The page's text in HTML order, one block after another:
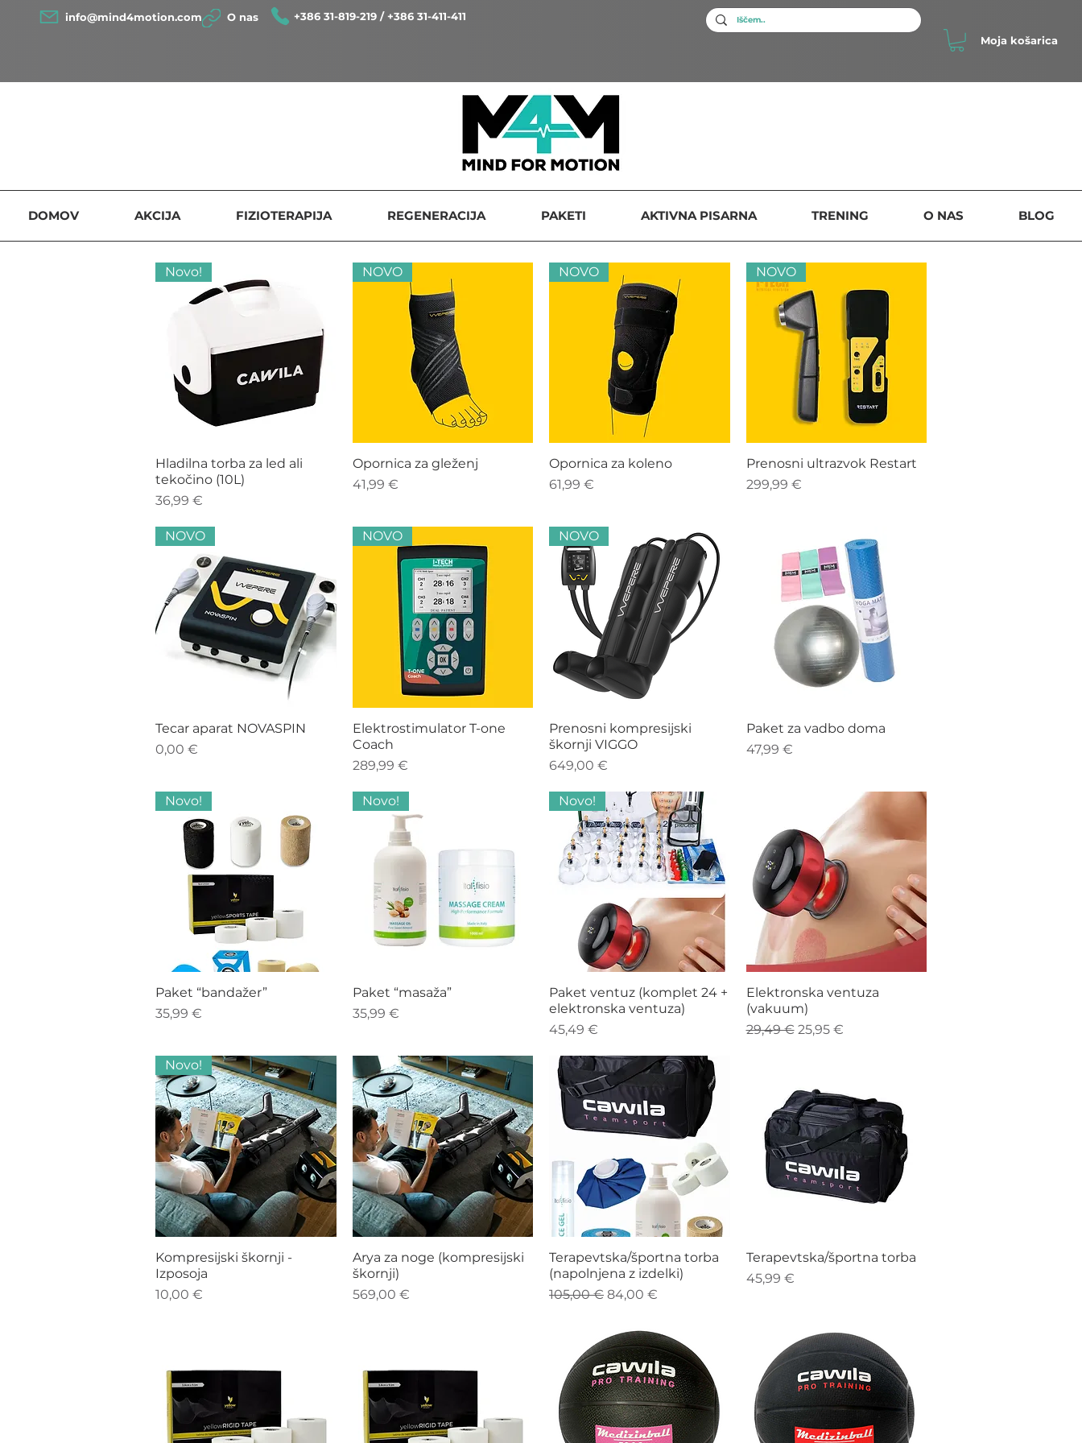
info@mind4motion.com O nas
+386 31-819-219 / +386 31-411-411
Moja košarica
DOMOV AKCIJA FIZIOTERAPIJA REGENERACIJA PAKETI AKTIVNA PISARNA TRENING O NAS BLOG
Hiter ogled
Novo!
Hladilna torba za led ali
tekočino (10L)
Cena
36,99 €
Hiter ogled
NOVO
Opornica za gleženj
Cena
41,99 €
Hiter ogled
NOVO
Opornica za koleno
Cena
61,99 €
Hiter ogled
NOVO
Prenosni ultrazvok Restart
Cena
299,99 €
Hiter ogled
NOVO
Tecar aparat NOVASPIN
Cena
0,00 €
Hiter ogled
NOVO
Elektrostimulator T-one
Coach
Cena
289,99 €
Hiter ogled
NOVO
Prenosni kompresijski
škornji VIGGO
Cena
649,00 €
Hiter ogled
Paket za vadbo doma
Cena
47,99 €
Hiter ogled
Novo!
Paket “bandažer”
Cena
35,99 €
Hiter ogled
Novo!
Paket “masaža”
Cena
35,99 €
Hiter ogled
Novo!
Paket ventuz (komplet 24 +
elektronska ventuza)
Cena
45,49 €
Hiter ogled
Elektronska ventuza
(vakuum)
Redna cena
29,49 € Cena na razprodaji
25,95 €
Hiter ogled
Novo!
Kompresijski škornji -
Izposoja
Cena
10,00 €
Hiter ogled
Arya za noge (kompresijski
škornji)
Cena
569,00 €
Hiter ogled
Terapevtska/športna torba
(napolnjena z izdelki)
Redna cena
105,00 € Cena na razprodaji
84,00 €
Hiter ogled
Terapevtska/športna torba
Cena
45,99 €